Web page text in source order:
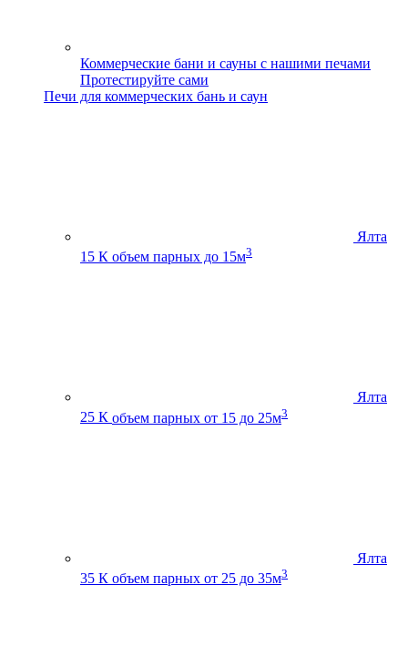
Коммерческие бани и сауны с нашими печами
Протестируйте сами
Печи для коммерческих бань и саун
Ялта
15 К объем парных до 15м3
Ялта
25 К объем парных от 15 до 25м3
Ялта
35 К объем парных от 25 до 35м3